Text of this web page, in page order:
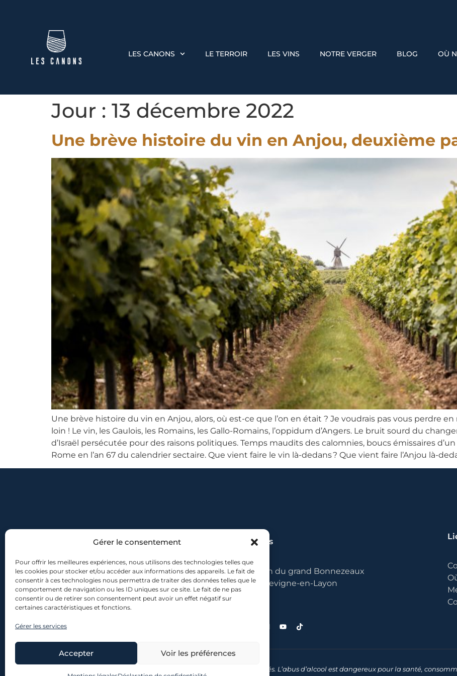
Gérer le consentement
Pour offrir les meilleures expériences, nous utilisons des technologies telles que
les cookies pour stocker et/ou accéder aux informations des appareils. Le fait de
consentir à ces technologies nous permettra de traiter des données telles que le
comportement de navigation ou les ID uniques sur ce site. Le fait de ne pas
consentir ou de retirer son consentement peut avoir un effet négatif sur
certaines caractéristiques et fonctions.
Gérer les services
Accepter Voir les préférences
LES CANONS LE TERROIR LES VINS NOTRE VERGER BLOG OÙ
Jour : 13 décembre 2022
Une brève histoire du vin en Anjou, deuxième
Une brève histoire du vin en Anjou, alors, où est-ce que l’on en était ? Je voudrais pas vous perdre
loin ! Le vin, les Gaulois, les Romains, les Gallo-Romains, l’oppidum d’Angers. Le bruit sourd du
d’Israël persécutée pour des raisons politiques. Temps maudits des calomnies, boucs émissaires
Rome en l’an 67 du calendrier sectaire. Que vient faire le vin là-dedans ? Que vient faire l’Anjou là-
Les Canons
373 chemin du grand Bonnezeaux
49380 Bellevigne-en-Layon
© 2026 lescanons.co – Tous droits réservés. L’abus d’alcool est dangereux pour la santé,